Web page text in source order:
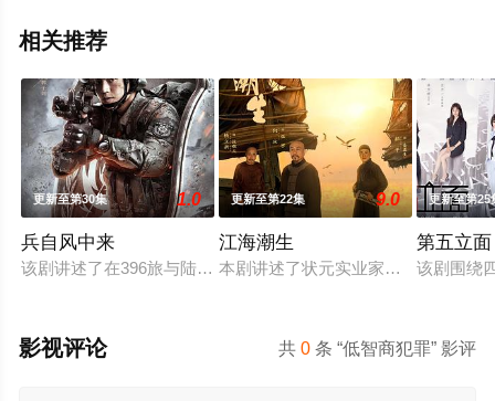
相关推荐
更新至第30集 1.0
兵自风中来
该剧讲述了在396旅与陆军步兵学院联合举办的小型军事演习中
更新至第22集 9.0
江海潮生
本剧讲述了状元实业家张謇创办大生
更新至第25
第五立面
该剧围绕
共0 条 “低智商犯罪” 影评
影视评论